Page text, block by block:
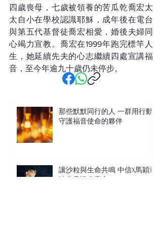
四歲喪母，七歲被領養的苦瓜乾喬宏太
太自小在學校認識耶穌，成年後在電台
與第五代基督徒喬宏相愛，婚後夫婦同
心竭力宣教。喬宏在1999年跑完標竿人
生，她延續先夫的心志繼續四處宣講福
音，至今年逾九十歲仍未停步。
那些默默同行的人 一群用行動
守護福音使命的夥伴
讓沙粒與生命共鳴 中信X馬穎章